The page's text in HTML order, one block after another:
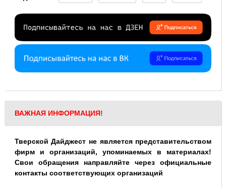
ВАЖНАЯ ИНФОРМАЦИЯ!
Тверской Дайджест не является представительством
фирм и организаций, упоминаемых в материалах!
Свои обращения направляйте через официальные
контакты соответствующих организаций